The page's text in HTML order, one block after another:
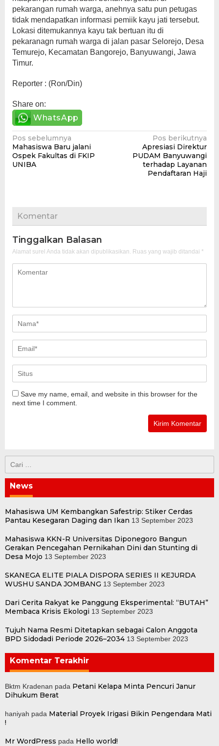
pekarangan rumah warga, anehnya satu pun petugas
tidak mendapatkan informasi pemiik kayu jati tersebut.
Lokasi ditemukannya kayu tak bertuan itu di
pekaranagn rumah warga di jalan pasar Selorejo, Desa
Temurejo, Kecamatan Bangorejo, Banyuwangi, Jawa
Timur.
Reporter : (Ron/Din)
Share on:
WhatsApp
Navigasi
pos
Pos sebelumnya
Mahasiswa Baru jalani
Ospek Fakultas di FKIP
UNIBA
Pos berikutnya
Apresiasi Direktur
PUDAM Banyuwangi
terhadap Layanan
Pendaftaran Haji
Komentar
Tinggalkan Balasan
Alamat surel Anda tidak akan dipublikasikan. Ruas yang wajib ditandai *
Save my name, email, and website in this browser for the
next time I comment.
untuk:
News
Mahasiswa UM Kembangkan Safestrip: Stiker Cerdas
Pantau Kesegaran Daging dan Ikan 13 September 2023
Mahasiswa KKN-R Universitas Diponegoro Bangun
Gerakan Pencegahan Pernikahan Dini dan Stunting di
Desa Mojo 13 September 2023
SKANEGA ELITE PIALA DISPORA SERIES II KEJURDA
WUSHU SANDA JOMBANG 13 September 2023
Dari Cerita Rakyat ke Panggung Eksperimental: “BUTAH”
Membaca Krisis Ekologi 13 September 2023
Tujuh Nama Resmi Ditetapkan sebagai Calon Anggota
BPD Sidodadi Periode 2026–2034 13 September 2023
Komentar Terakhir
Bktm Kradenan pada Petani Kelapa Minta Pencuri Janur
Dihukum Berat
haniyah pada Material Proyek Irigasi Bikin Pengendara Mati
!
Mr WordPress pada Hello world!